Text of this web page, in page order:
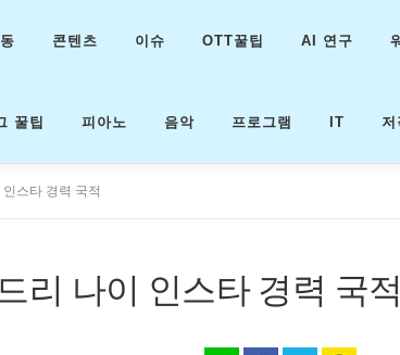
콘텐츠 이슈 OTT꿀팁 AI 연구
꿀팁 피아노 음악 프로그램 IT 저
스타 경력 국적
리 나이 인스타 경력 국적